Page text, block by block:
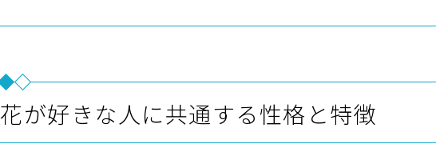
花が好きな人に共通する性格と特徴